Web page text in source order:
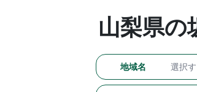
山梨県の
地域名 選択